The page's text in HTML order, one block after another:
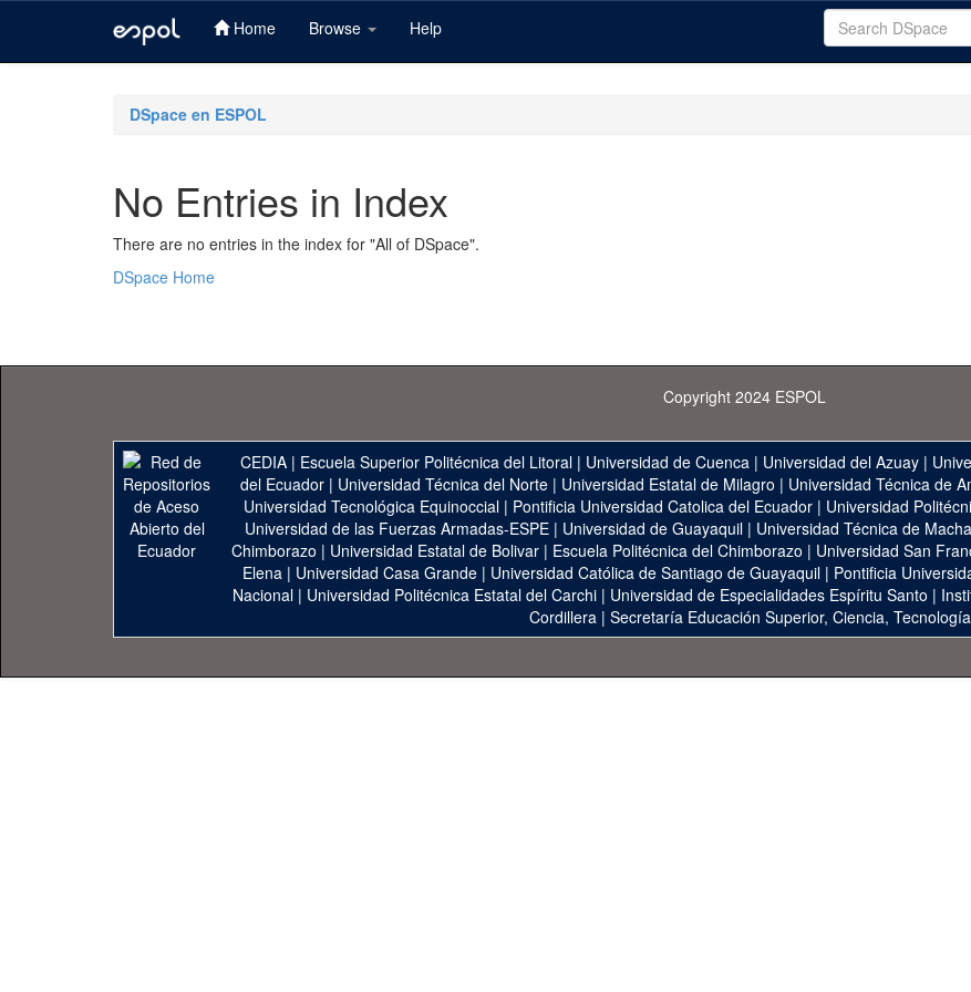
Home Browse Help
DSpace en ESPOL
No Entries in Index
There are no entries in the index for "All of DSpace".
DSpace Home
Copyright 2024 ESPOL
CEDIA | Escuela Superior Politécnica del Litoral | Universidad de Cuenca | Universidad del Azuay |
del Ecuador| Universidad Técnica del Norte| Universidad Estatal de Milagro | Universidad Técnica de
Universidad Tecnológica Equinoccial| Pontificia Universidad Catolica del Ecuador| Universidad
Universidad de las Fuerzas Armadas-ESPE | Universidad de Guayaquil | Universidad Técnica de
Chimborazo | Universidad Estatal de Bolivar| Escuela Politécnica del Chimborazo | Universidad San
Elena | Universidad Casa Grande | Universidad Católica de Santiago de Guayaquil | Pontificia
Nacional | Universidad Politécnica Estatal del Carchi | Universidad de Especialidades Espíritu Santo |
Cordillera| Secretaría Educación Superior, Ciencia,